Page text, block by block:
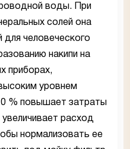
воды. При
солей она
для человеческого
накипи на
приборах,
уровнем
% повышает затраты
увеличивает расход
нормализовать ее